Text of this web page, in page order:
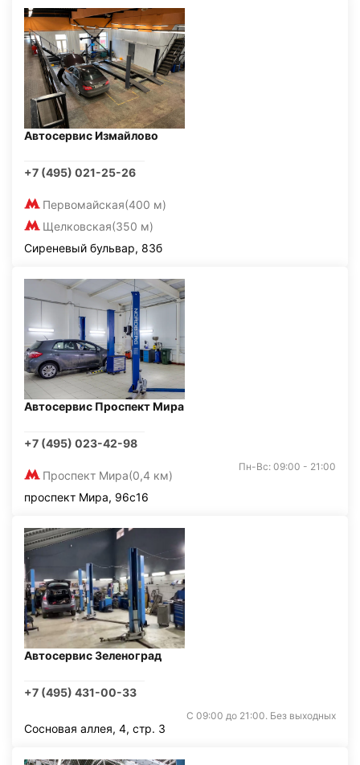
Автосервис Измайлово
+7 (495) 021-25-26
Первомайская(400 м)
Щелковская(350 м)
Сиреневый бульвар, 83б
Автосервис Проспект Мира
+7 (495) 023-42-98
Проспект Мира(0,4 км)
Пн-Вс: 09:00 - 21:00
проспект Мира, 96с16
Автосервис Зеленоград
+7 (495) 431-00-33
С 09:00 до 21:00. Без выходных
Сосновая аллея, 4, стр. 3